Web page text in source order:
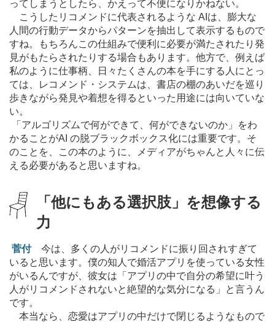
ってしまうとしたら、かえって不便になりかねない。
こうしたリコメンドに代表されるような AIは、膨大な
人間の行動データからパターンを抽出して表示するもので
すね。もちろんこの仕組みで便利に必要が満たされたり発
見がもたらされたりする場合もあります。他方で、例えば
私のように仕事柄、日々たくさんの本を手にする人にとっ
ては、レコメンド・システムは、書店の棚のあいだを巡り
歩きながら発見や着想を得るといった用途には向いていな
い。
「アルゴリズムで何ができて、何ができないのか」をわ
かることがAI の脱ブラックボックス化には重要です。そ
のことを、この本のように、メディアがちゃんと人々に伝
える必要があると思いますね。
「他にもある選択肢」を想像する
力
菅付今は、多くの人がリコメンドに振り回されすぎて
いると思います。僕の知人で婚活アプリを使っている女性
がいるんですが、彼女は「アプリの中で自分の希望に叶う
人がリコメンドされないと絶望的な気分になる」と言うん
です。
本当なら、恋愛はアプリの中だけで閉じるようなもので